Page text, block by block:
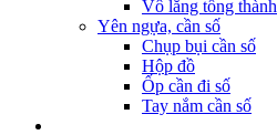
Vô lăng tổng thành
Yên ngựa, cần số
Chụp bụi cần số
Hộp đồ
Ốp cần đi số
Tay nắm cần số